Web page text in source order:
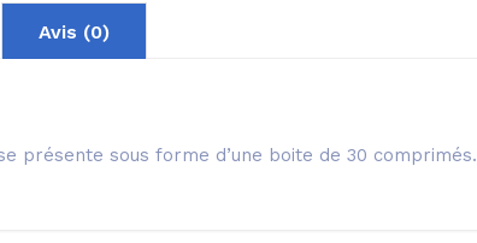
Avis (0)
présente sous forme d’une boite de 30 comprimés.